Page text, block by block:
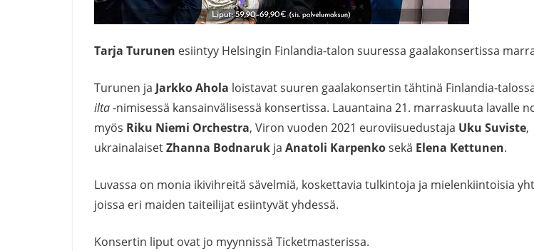
Tarja Turunen esiintyy Helsingin Finlandia-talon suuressa gaalakonsertissa
Turunen ja Jarkko Ahola loistavat suuren gaalakonsertin tähtinä Finlandia-
ilta-nimisessä kansainvälisessä konsertissa. Lauantaina 21. marraskuuta lavalle
myös Riku Niemi Orchestra, Viron vuoden 2021 euroviisuedustaja Uku Suviste,
ukrainalaisetZhanna Bodnaruk ja Anatoli Karpenkosekä Elena Kettunen.
Luvassa on monia ikivihreitä sävelmiä, koskettavia tulkintoja ja mielenkiintoisia
joissa eri maiden taiteilijat esiintyvät yhdessä.
Konsertin liput ovat jo myynnissä Ticketmasterissa.